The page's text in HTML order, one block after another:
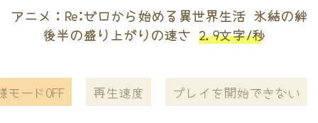
アニメ：Re:ゼロから始める異世界生活 氷結の絆
後半の盛り上がりの速さ 2.9文字/秒
モードOFF 再生速度 プレイを開始できない